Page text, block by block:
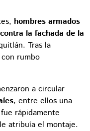
hombres armados
la fachada de la
Tras la
rumbo
a circular
, entre ellos una
rápidamente
atribuía el montaje.